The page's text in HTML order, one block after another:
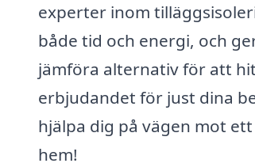
experter inom
både tid och energi, och
jämföra alternativ för att
erbjudandet för just dina
hjälpa dig på vägen mot
hem!